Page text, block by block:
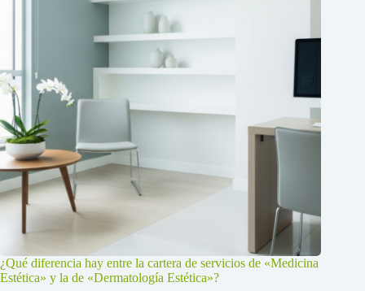
¿Qué diferencia hay entre la cartera de servicios de «Medicina
Estética» y la de «Dermatología Estética»?